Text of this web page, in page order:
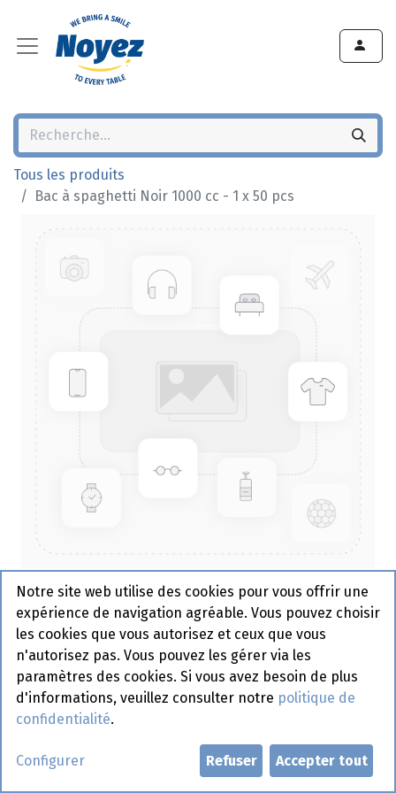
Tous les produits
Bac à spaghetti Noir 1000 cc - 1 x 50 pcs
Bac à spaghetti Noir 1000 cc - 1
x 50 pcs
Demander un compte
Notre site web utilise des cookies pour vous offrir une
expérience de navigation agréable. Vous pouvez choisir
les cookies que vous autorisez et ceux que vous
n'autorisez pas. Vous pouvez les gérer via les
paramètres des cookies. Si vous avez besoin de plus
d'informations, veuillez consulter notre politique de
confidentialité.
Configurer Refuser Accepter tout